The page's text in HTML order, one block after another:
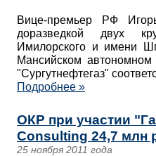
Вице-премьер РФ
доразведкой двух
Имилорского и имени
Мансийском
"Сургутнефтегаз"
Подробнее »
ОКР при участии
Consulting 24,7 млн
25 ноября 2011 года